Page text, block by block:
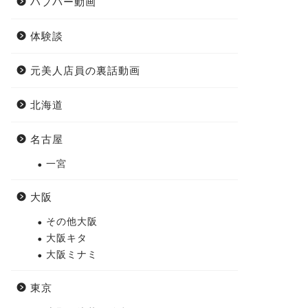
体験談
元美人店員の裏話動画
北海道
名古屋
一宮
大阪
その他大阪
大阪キタ
大阪ミナミ
東京